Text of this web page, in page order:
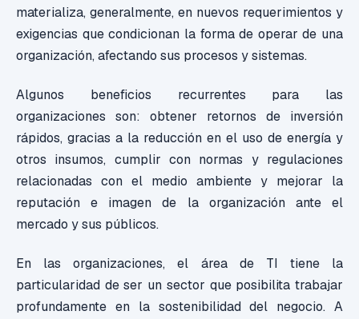
materializa, generalmente, en nuevos requerimientos y
exigencias que condicionan la forma de operar de una
organización, afectando sus procesos y sistemas.
Algunos beneficios recurrentes para las
organizaciones son: obtener retornos de inversión
rápidos, gracias a la reducción en el uso de energía y
otros insumos, cumplir con normas y regulaciones
relacionadas con el medio ambiente y mejorar la
reputación e imagen de la organización ante el
mercado y sus públicos.
En las organizaciones, el área de TI tiene la
particularidad de ser un sector que posibilita trabajar
profundamente en la sostenibilidad del negocio. A